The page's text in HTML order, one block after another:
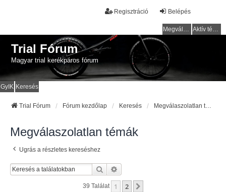
Belépés
Regisztráció
Megválaszolatlan témák Aktív témák
Trial Fórum
Magyar trial kerékpáros fórum
GyIK Keresés
Trial Fórum Fórum kezdőlap Keresés
Megválaszolatlan témák
Ugrás a részletes kereséshez
Keresés
39 Találat 1 2